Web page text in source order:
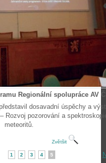
Regionální spolupráce AV
dosavadní úspěchy a
Rozvoj pozorování a
meteoritů.
Zvětšit
1 2 3 4 5